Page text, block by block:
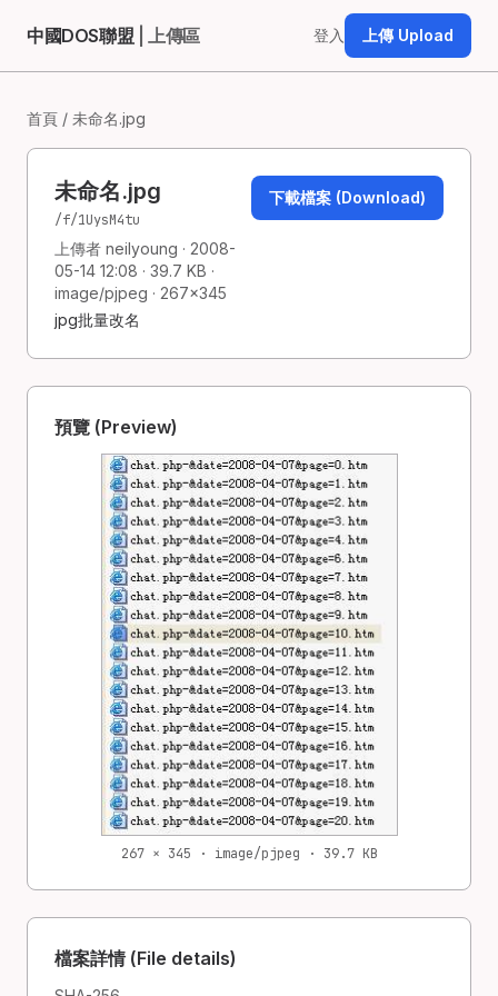
中國DOS聯盟 | 上傳區 登入 上傳 Upload
首頁 / 未命名.jpg
未命名.jpg
/f/1UysM4tu
上傳者 neilyoung · 2008-
05-14 12:08 · 39.7 KB ·
image/pjpeg · 267×345
jpg批量改名
下載檔案 (Download)
預覽 (Preview)
267 × 345 · image/pjpeg · 39.7 KB
檔案詳情 (File details)